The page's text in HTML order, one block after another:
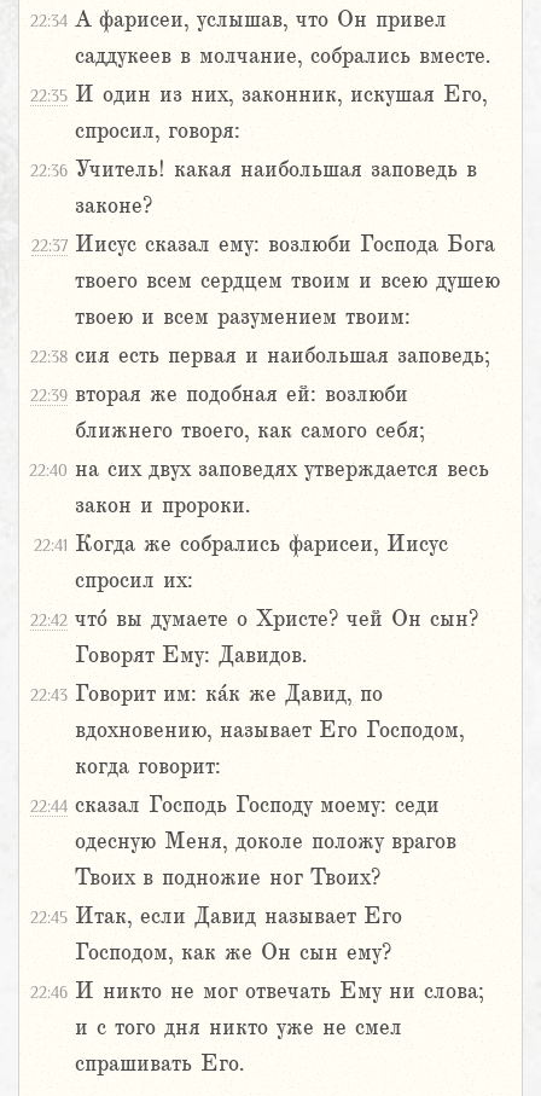
22:34 А фарисеи, услышав, что Он привел
саддукеев в молчание, собрались вместе.
22:35 И один из них, законник, искушая Его,
спросил, говоря:
22:36 Учитель! какая наибольшая заповедь в
законе?
22:37 Иисус сказал ему: возлюби Господа Бога
твоего всем сердцем твоим и всею душею
твоею и всем разумением твоим:
22:38 сия есть первая и наибольшая заповедь;
22:39 вторая же подобная ей: возлюби
ближнего твоего, как самого себя;
22:40 на сих двух заповедях утверждается весь
закон и пророки.
22:41 Когда же собрались фарисеи, Иисус
спросил их:
22:42 что́ вы думаете о Христе? чей Он сын?
Говорят Ему: Давидов.
22:43 Говорит им: ка́к же Давид, по
вдохновению, называет Его Господом,
когда говорит:
22:44 сказал Господь Господу моему: седи
одесную Меня, доколе положу врагов
Твоих в подножие ног Твоих?
22:45 Итак, если Давид называет Его
Господом, как же Он сын ему?
22:46 И никто не мог отвечать Ему ни слова;
и с того дня никто уже не смел
спрашивать Его.